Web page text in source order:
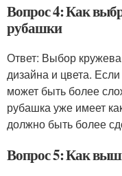
Вопрос 4: Как
рубашки
Ответ: Выбор
дизайна и цвета.
может быть более
рубашка уже имеет
должно быть более
Вопрос 5: Как